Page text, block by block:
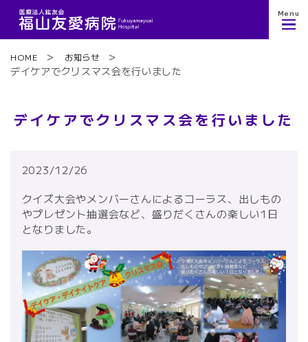
Menu
HOME お知らせ
デイケアでクリスマス会を行いました
デイケアでクリスマス会を行いました
2023/12/26
クイズ大会やメンバーさんによるコーラス、出しもの
やプレゼント抽選会など、盛りだくさんの楽しい1日
となりました。